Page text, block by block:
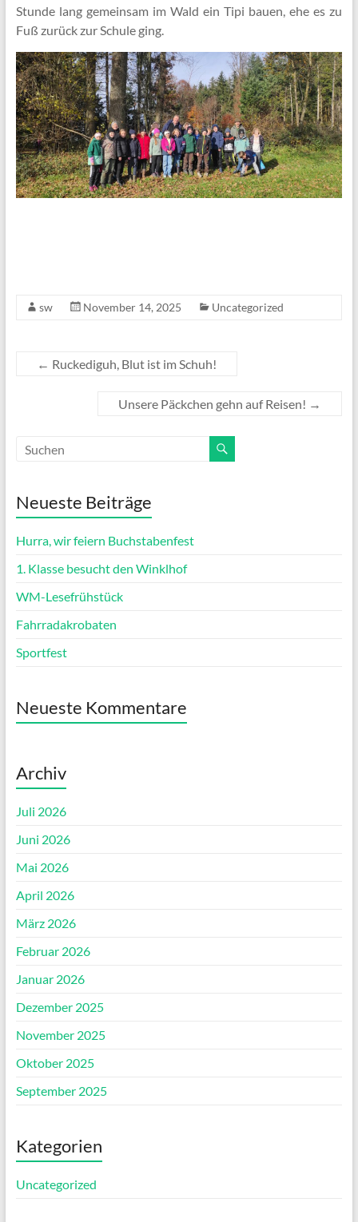
Stunde lang gemeinsam im Wald ein Tipi bauen, ehe es zu
Fuß zurück zur Schule ging.
sw November 14, 2025 Uncategorized
← Ruckediguh, Blut ist im Schuh!
Unsere Päckchen gehn auf Reisen! →
Neueste Beiträge
Hurra, wir feiern Buchstabenfest
1. Klasse besucht den Winklhof
WM-Lesefrühstück
Fahrradakrobaten
Sportfest
Neueste Kommentare
Archiv
Juli 2026
Juni 2026
Mai 2026
April 2026
März 2026
Februar 2026
Januar 2026
Dezember 2025
November 2025
Oktober 2025
September 2025
Kategorien
Uncategorized